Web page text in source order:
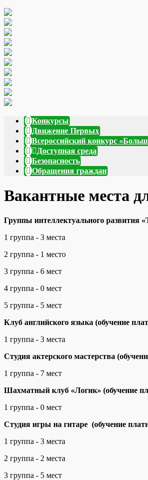
Конкурсы
Движение Первых
Всероссийский конкурс
Доступная среда
Безопасность
Обращения граждан
Вакантные места
Группы интеллектуального развития
1 группа - 3 места
2 группа - 1 место
3 группа - 6 мест
4 группа - 0 мест
5 группа - 5 мест
Клуб английского языка (обучение
1 группа - 3 места
Студия актерского мастерства
1 группа - 7 мест
Шахматный клуб «Логик» (обучение
1 группа - 0 мест
Студия игры на гитаре (обучение
1 группа - 3 места
2 группа - 2 места
3 группа - 5 мест